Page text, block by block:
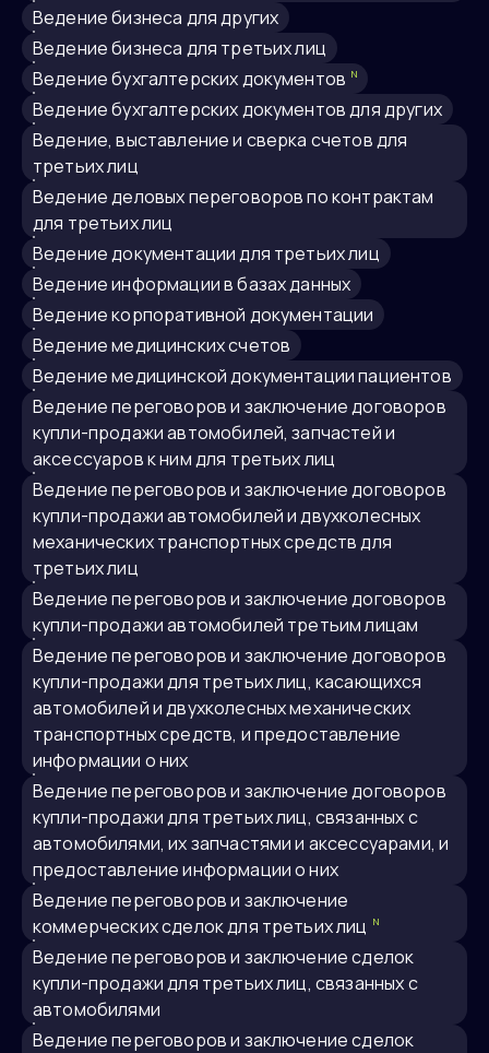
ведение бизнеса для других
ведение бизнеса для третьих лиц
ведение бухгалтерских документов N
ведение бухгалтерских документов для других
Ведение, выставление и сверка счетов для
третьих лиц
ведение деловых переговоров по контрактам
для третьих лиц
ведение документации для третьих лиц
ведение информации в базах данных
ведение корпоративной документации
Ведение медицинских счетов
Ведение медицинской документации пациентов
ведение переговоров и заключение договоров
купли-продажи автомобилей, запчастей и
аксессуаров к ним для третьих лиц
ведение переговоров и заключение договоров
купли-продажи автомобилей и двухколесных
механических транспортных средств для
третьих лиц
ведение переговоров и заключение договоров
купли-продажи автомобилей третьим лицам
ведение переговоров и заключение договоров
купли-продажи для третьих лиц, касающихся
автомобилей и двухколесных механических
транспортных средств, и предоставление
информации о них
ведение переговоров и заключение договоров
купли-продажи для третьих лиц, связанных с
автомобилями, их запчастями и аксессуарами, и
предоставление информации о них
ведение переговоров и заключение
коммерческих сделок для третьих лиц
N
ведение переговоров и заключение сделок
купли-продажи для третьих лиц, связанных с
автомобилями
ведение переговоров и заключение сделок